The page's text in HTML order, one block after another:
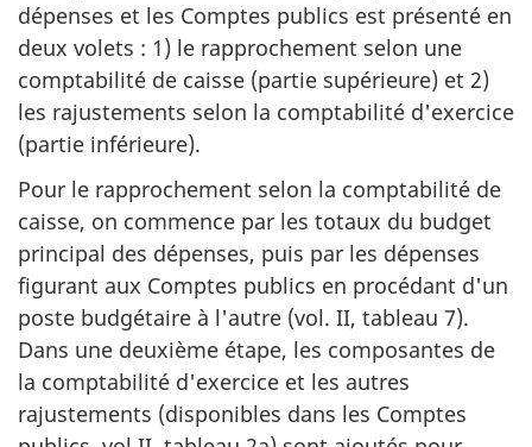
dépenses et les Comptes publics est présenté en
deux volets : 1) le rapprochement selon une
comptabilité de caisse (partie supérieure) et 2)
les rajustements selon la comptabilité d'exercice
(partie inférieure).
Pour le rapprochement selon la comptabilité de
caisse, on commence par les totaux du budget
principal des dépenses, puis par les dépenses
figurant aux Comptes publics en procédant d'un
poste budgétaire à l'autre (vol. II, tableau 7).
Dans une deuxième étape, les composantes de
la comptabilité d'exercice et les autres
rajustements (disponibles dans les Comptes